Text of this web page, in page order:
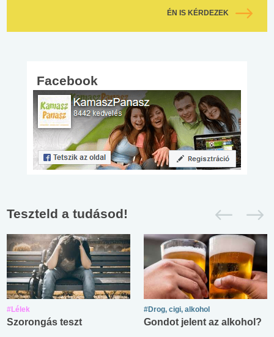
ÉN IS KÉRDEZEK
Facebook
Teszteld a tudásod!
#Lélek
Szorongás teszt
#Drog, cigi, alkohol
Gondot jelent az alkohol?